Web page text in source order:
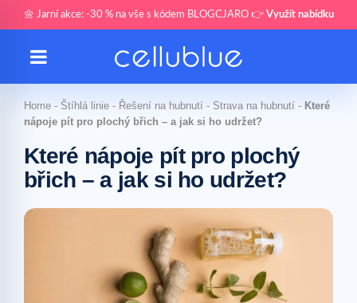
🌼 Jarní akce: -30 % na vše s kódem BLOGCJARO 👉 Využít nabídku
Home - Štíhlá linie - Řešení na hubnutí - Strava na hubnutí - Které
nápoje pít pro plochý břich – a jak si ho udržet?
Které nápoje pít pro plochý
břich – a jak si ho udržet?